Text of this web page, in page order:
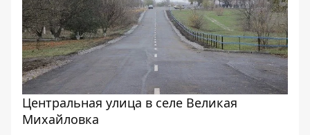
Центральная улица в селе Великая
Михайловка